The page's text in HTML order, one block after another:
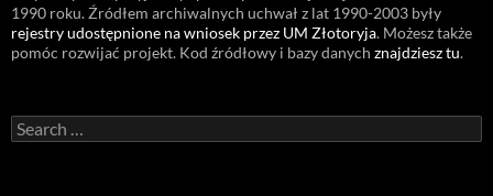
1990 roku. Źródłem archiwalnych uchwał z lat 1990-2003 były
rejestry udostępnione na wniosek przez UM Złotoryja. Możesz także
pomóc rozwijać projekt. Kod źródłowy i bazy danych znajdziesz tu.
Search
for: